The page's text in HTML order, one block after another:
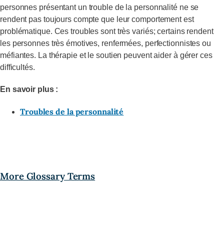
personnes présentant un trouble de la personnalité ne se
rendent pas toujours compte que leur comportement est
problématique. Ces troubles sont très variés; certains rendent
les personnes très émotives, renfermées, perfectionnistes ou
méfiantes. La thérapie et le soutien peuvent aider à gérer ces
difficultés.
En savoir plus :
Troubles de la personnalité
More Glossary Terms